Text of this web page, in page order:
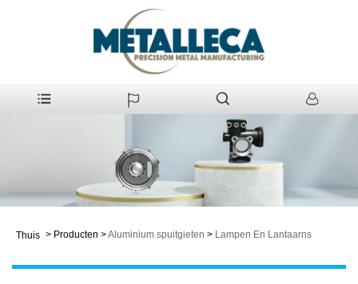
Thuis > Producten >Aluminium spuitgieten > Lampen En Lantaarns